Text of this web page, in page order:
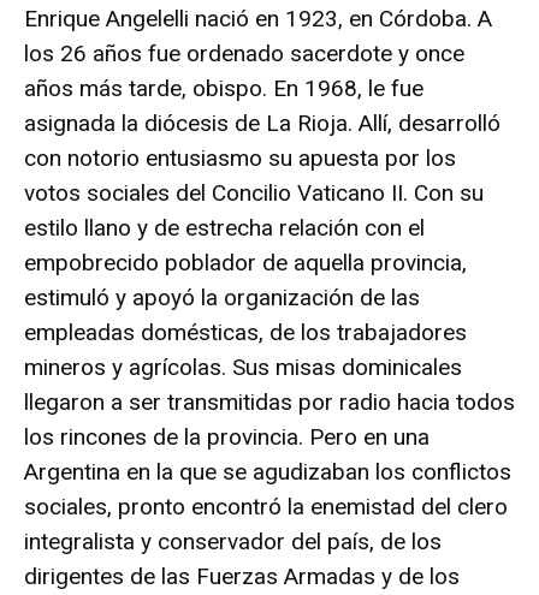
Enrique Angelelli nació en 1923, en Córdoba. A
los 26 años fue ordenado sacerdote y once
años más tarde, obispo. En 1968, le fue
asignada la diócesis de La Rioja. Allí, desarrolló
con notorio entusiasmo su apuesta por los
votos sociales del Concilio Vaticano II. Con su
estilo llano y de estrecha relación con el
empobrecido poblador de aquella provincia,
estimuló y apoyó la organización de las
empleadas domésticas, de los trabajadores
mineros y agrícolas. Sus misas dominicales
llegaron a ser transmitidas por radio hacia todos
los rincones de la provincia. Pero en una
Argentina en la que se agudizaban los conflictos
sociales, pronto encontró la enemistad del clero
integralista y conservador del país, de los
dirigentes de las Fuerzas Armadas y de los